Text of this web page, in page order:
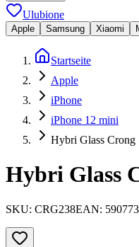
Ulubione
Apple Samsung Xiaomi
Startseite
Apple
iPhone
iPhone 12 mini
Hybri Glass Crong
Hybri Glass
SKU: CRG238EAN: